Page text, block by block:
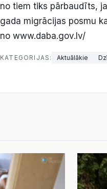
no tiem tiks pārbaudīts,
gada migrācijas posmu
no www.daba.gov.lv/
KATEGORIJAS: Aktuālākie